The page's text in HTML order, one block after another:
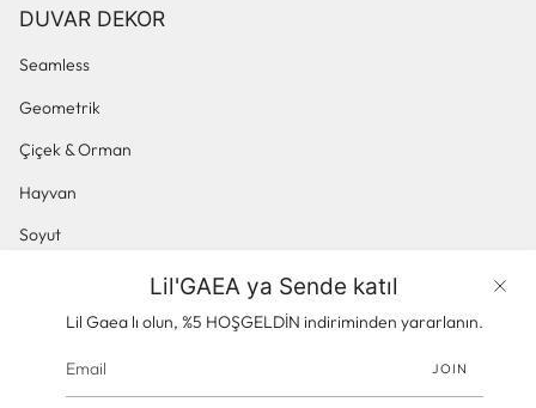
Ürünler
Lil'GAEA ya Sende katıl
Lil Gaea lı olun, %5 HOŞGELDİN indiriminden yararlanın.
JOIN
DUVAR DEKOR
Seamless
Geometrik
Çiçek & Orman
Hayvan
Soyut
Panoramik & Manzara